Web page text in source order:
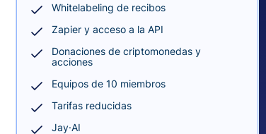
Whitelabeling de recibos
Zapier y acceso a la API
Donaciones de criptomonedas y
acciones
Equipos de 10 miembros
Tarifas reducidas
Jay·AI